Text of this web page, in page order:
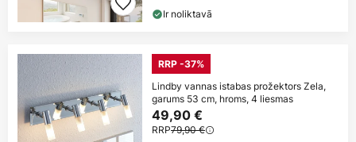
Ir noliktavā
RRP -37%
Lindby vannas istabas prožektors Zela,
garums 53 cm, hroms, 4 liesmas
49,90 €
RRP79,90 €